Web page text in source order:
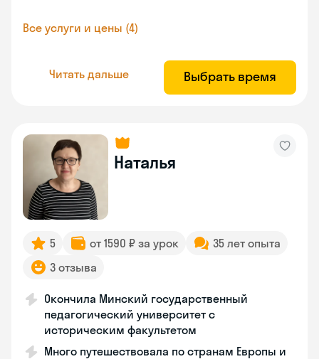
Все услуги и цены (4)
Читать дальше Выбрать время
Наталья
5 от 1590 ₽ за урок
35 лет опыта
3 отзыва
Окончила Минский государственный
педагогический университет с
историческим факультетом
Много путешествовала по странам Европы и